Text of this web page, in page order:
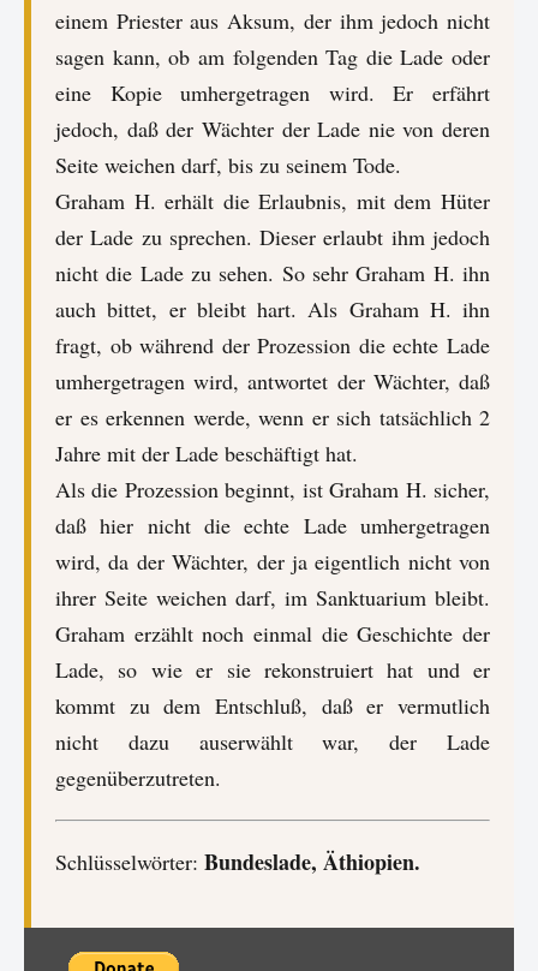
einem Priester aus Aksum, der ihm jedoch nicht
sagen kann, ob am folgenden Tag die Lade oder
eine Kopie umhergetragen wird. Er erfährt
jedoch, daß der Wächter der Lade nie von deren
Seite weichen darf, bis zu seinem Tode.
Graham H. erhält die Erlaubnis, mit dem Hüter
der Lade zu sprechen. Dieser erlaubt ihm jedoch
nicht die Lade zu sehen. So sehr Graham H. ihn
auch bittet, er bleibt hart. Als Graham H. ihn
fragt, ob während der Prozession die echte Lade
umhergetragen wird, antwortet der Wächter, daß
er es erkennen werde, wenn er sich tatsächlich 2
Jahre mit der Lade beschäftigt hat.
Als die Prozession beginnt, ist Graham H. sicher,
daß hier nicht die echte Lade umhergetragen
wird, da der Wächter, der ja eigentlich nicht von
ihrer Seite weichen darf, im Sanktuarium bleibt.
Graham erzählt noch einmal die Geschichte der
Lade, so wie er sie rekonstruiert hat und er
kommt zu dem Entschluß, daß er vermutlich
nicht dazu auserwählt war, der Lade
gegenüberzutreten.
Schlüsselwörter: Bundeslade, Äthiopien.